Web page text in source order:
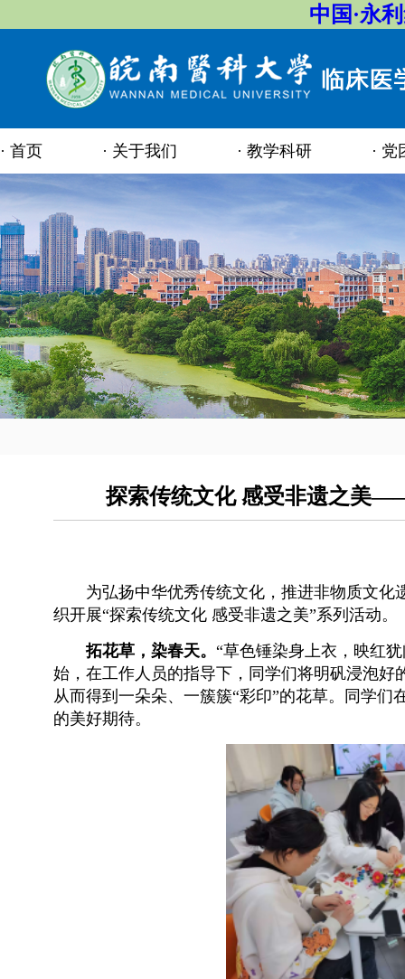
中国·永
首页 关于我们 教学科研 党
探索传统文化 感受非遗之美
为弘扬中华优秀传统文化，推进非物质文化
织开展“探索传统文化 感受非遗之美”系列活动。
拓花草，染春天。 “草色锤染身上衣，映红
始，在工作人员的指导下，同学们将明矾浸泡
从而得到一朵朵、一簇簇“彩印”的花草。同学
的美好期待。